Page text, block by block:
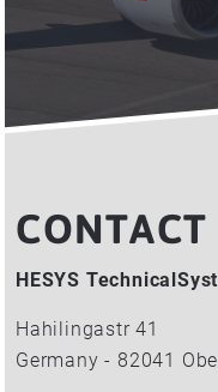
CONTACT
HESYS
Hahilingastr 41
Germany - 82041